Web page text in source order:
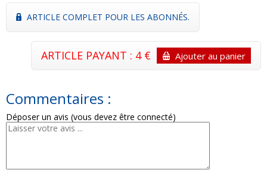
ARTICLE COMPLET POUR LES ABONNÉS.
ARTICLE PAYANT : 4 € Ajouter au panier
Commentaires :
Déposer un avis (vous devez être connecté)